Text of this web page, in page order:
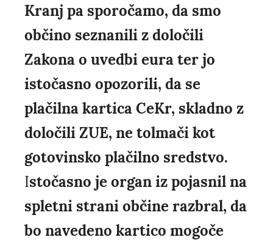
Kranj pa sporočamo, da smo
občino seznanili z določili
Zakona o uvedbi eura ter jo
istočasno opozorili, da se
plačilna kartica CeKr, skladno z
določili ZUE, ne tolmači kot
gotovinsko plačilno sredstvo.
Istočasno je organ iz pojasnil na
spletni strani občine razbral, da
bo navedeno kartico mogoče